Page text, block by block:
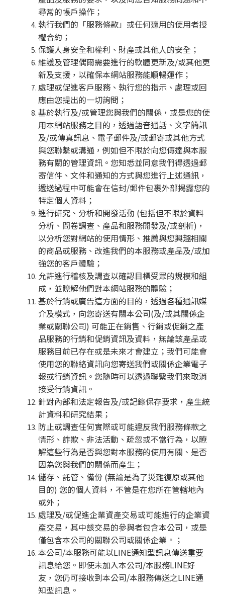
尋常的帳戶操作；
執行我們的「服務條款」或任何適用的使用者授
權合約；
保護人身安全和權利、財產或其他人的安全；
維護及管理偶爾需要進行的軟體更新及/或其他更
新及支援，以確保本網站服務能順暢運作；
處理或促進客戶服務、執行您的指示、處理或回
應由您提出的一切詢問；
基於執行及/或管理您與我們的關係，或是您的使
用本網站服務之目的，透過語音通話、文字簡訊
及/或傳真訊息、電子郵件及/或郵寄或其他方式
與您聯繫或溝通，例如但不限於向您傳達與本服
務有關的管理資訊。您知悉並同意我們得透過郵
寄信件、文件和通知的方式與您進行上述通訊，
遞送過程中可能會在信封/郵件包裹外部揭露您的
特定個人資料；
進行研究、分析和開發活動 (包括但不限於資料
分析、問卷調查、產品和服務開發及/或剖析)，
以分析您對網站的使用情形、推薦與您興趣相關
的商品或服務、改進我們的本服務或產品及/或加
強您的客戶體驗；
允許進行稽核及調查以確認目標受眾的規模和組
成，並瞭解他們對本網站服務的體驗；
基於行銷或廣告這方面的目的，透過各種通訊媒
介及模式，向您寄送有關本公司(及/或其關係企
業或關聯公司) 可能正在銷售、行銷或促銷之產
品服務的行銷和促銷資訊及資料，無論該產品或
服務目前已存在或是未來才會建立；我們可能會
使用您的聯絡資訊向您寄送我們或關係企業電子
報或行銷資訊。您隨時可以透過聯繫我們來取消
接受行銷資訊。
針對內部和法定報告及/或記錄保存要求，產生統
計資料和研究結果；
防止或調查任何實際或可能違反我們服務條款之
情形、詐欺、非法活動、疏忽或不當行為，以瞭
解這些行為是否與您對本服務的使用有關、是否
因為您與我們的關係而產生；
儲存、託管、備份 (無論是為了災難復原或其他
目的) 您的個人資料，不管是在您所在管轄地內
或外；
處理及/或促進企業資產交易或可能進行的企業資
產交易，其中該交易的參與者包含本公司，或是
僅包含本公司的關聯公司或關係企業。；
本公司/本服務可能以LINE通知型訊息傳送重要
訊息給您。即使未加入本公司/本服務LINE好
友，您仍可接收到本公司/本服務傳送之LINE通
知型訊息。